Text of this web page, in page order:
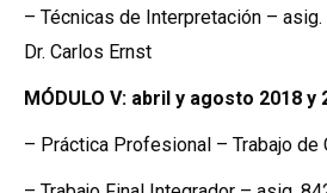
– Técnicas de Interpretación – asig.
Dr. Carlos Ernst
MÓDULO V: abril y agosto 2018 y
– Práctica Profesional – Trabajo de